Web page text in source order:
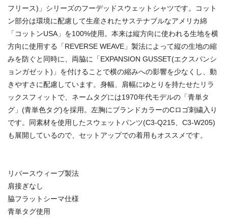
フリース)」シリーズのフーデッドスウェットシャツです。コット
ン部分は環境に配慮して生産されたサステナブルなアメリカ綿
「コットンUSA」を100%使用。本来は縦方向に使われる生地を横
方向に使用する「REVERSE WEAVE」製法によって縦の生地の縮
みを防ぐと同時に、両脇に「EXPANSION GUSSET(エクスパンシ
ョンガゼット)」を付けることで横の縮みへの影響を少なくし、動
きやすさに配慮しています。身幅、肩幅にゆとりを持たせたリラ
ックスフィットで、ネームタグには1970年代モデルの「青単タ
グ」(青単色タグ)を採用。左胸にブランドカラーのCロゴ刺繍入り
です。同素材を使用したスウェットパンツ(C3-Q215、C3-W205)
も展開しているので、セットアップでの着用もオススメです。
リバースウィーブ製法
肩接ぎなし
脇フラットシーマ仕様
青単タグ使用